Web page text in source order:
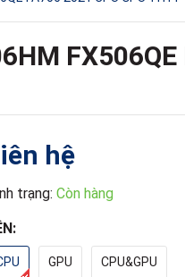
hệ
trạng: Còn hàng
GPU CPU&GPU